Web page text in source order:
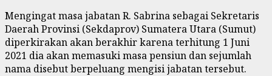
Mengingat masa jabatan R. Sabrina sebagai Sekretaris
Daerah Provinsi (Sekdaprov) Sumatera Utara (Sumut)
diperkirakan akan berakhir karena terhitung 1 Juni
2021 dia akan memasuki masa pensiun dan sejumlah
nama disebut berpeluang mengisi jabatan tersebut.